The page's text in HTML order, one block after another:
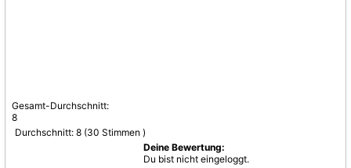
Gesamt-Durchschnitt:
8
Durchschnitt: 8 (30 Stimmen )
Deine Bewertung:
Du bist nicht eingeloggt.